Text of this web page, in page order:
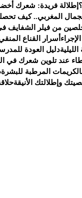
إطلالة فريدة: شعرك أخضر
المغربي.. كيف
من فيلر الشفايف
أسرار القناع
دليل العودة
عند تلوين شعرك في
المرطبة للبشرة
وإطلالتك الأنيقة